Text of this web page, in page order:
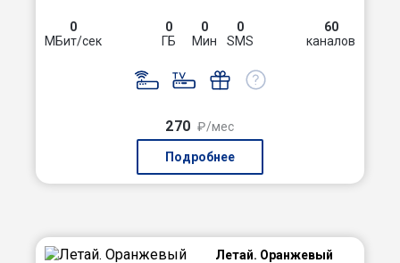
0
МБит/сек
0
ГБ
0
Мин
0
SMS
60
каналов
270 ₽/мес
Подробнее
Летай. Оранжевый